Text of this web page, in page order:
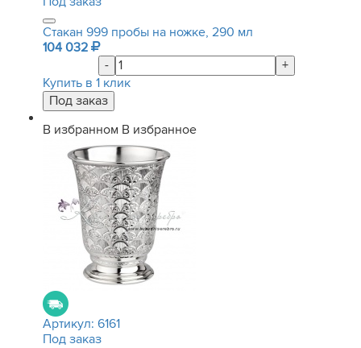
Стакан 999 пробы на ножке, 290 мл
104 032
-
+
Купить в 1 клик
В избранном В избранное
Артикул: 6161
Под заказ